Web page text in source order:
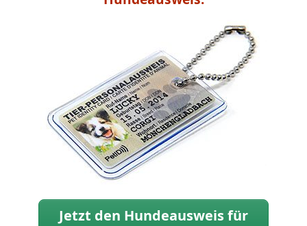
Jetzt den Hundeausweis für